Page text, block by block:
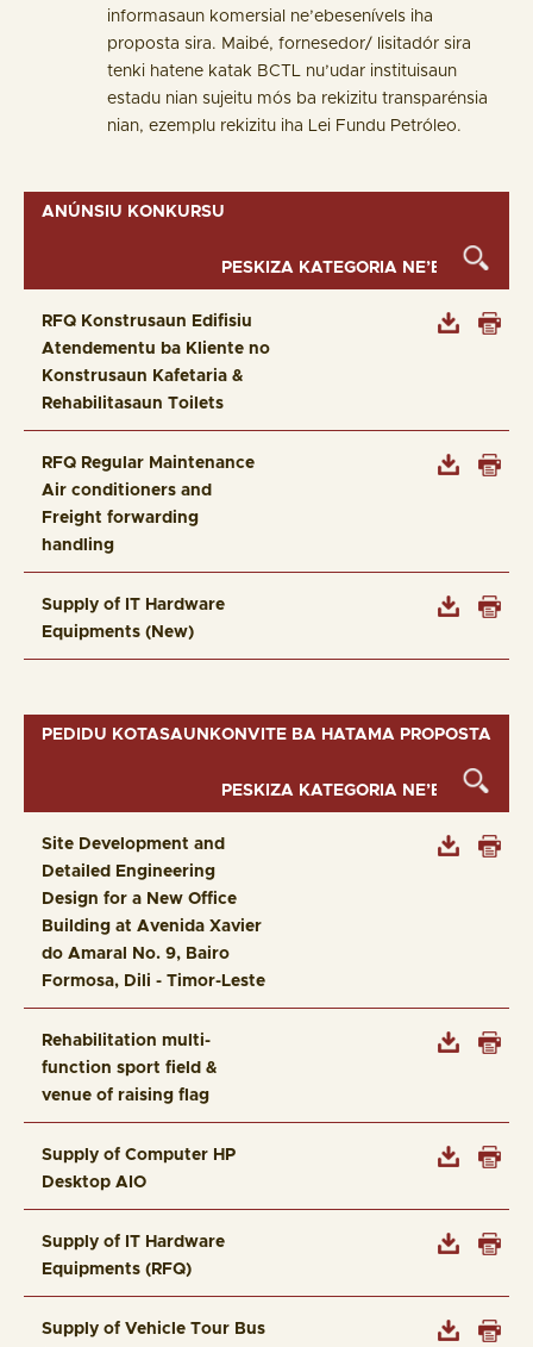
informasaun komersial ne’ebesenívels iha
proposta sira. Maibé, fornesedor/ lisitadór sira
tenki hatene katak BCTL nu’udar instituisaun
estadu nian sujeitu mós ba rekizitu transparénsia
nian, ezemplu rekizitu iha Lei Fundu Petróleo.
ANÚNSIU KONKURSU
RFQ Konstrusaun Edifisiu
Atendementu ba Kliente no
Konstrusaun Kafetaria &
Rehabilitasaun Toilets
RFQ Regular Maintenance
Air conditioners and
Freight forwarding
handling
Supply of IT Hardware
Equipments (New)
PEDIDU KOTASAUNKONVITE BA HATAMA PROPOSTA
Site Development and
Detailed Engineering
Design for a New Office
Building at Avenida Xavier
do Amaral No. 9, Bairo
Formosa, Dili - Timor-Leste
Rehabilitation multi-
function sport field &
venue of raising flag
Supply of Computer HP
Desktop AIO
Supply of IT Hardware
Equipments (RFQ)
Supply of Vehicle Tour Bus